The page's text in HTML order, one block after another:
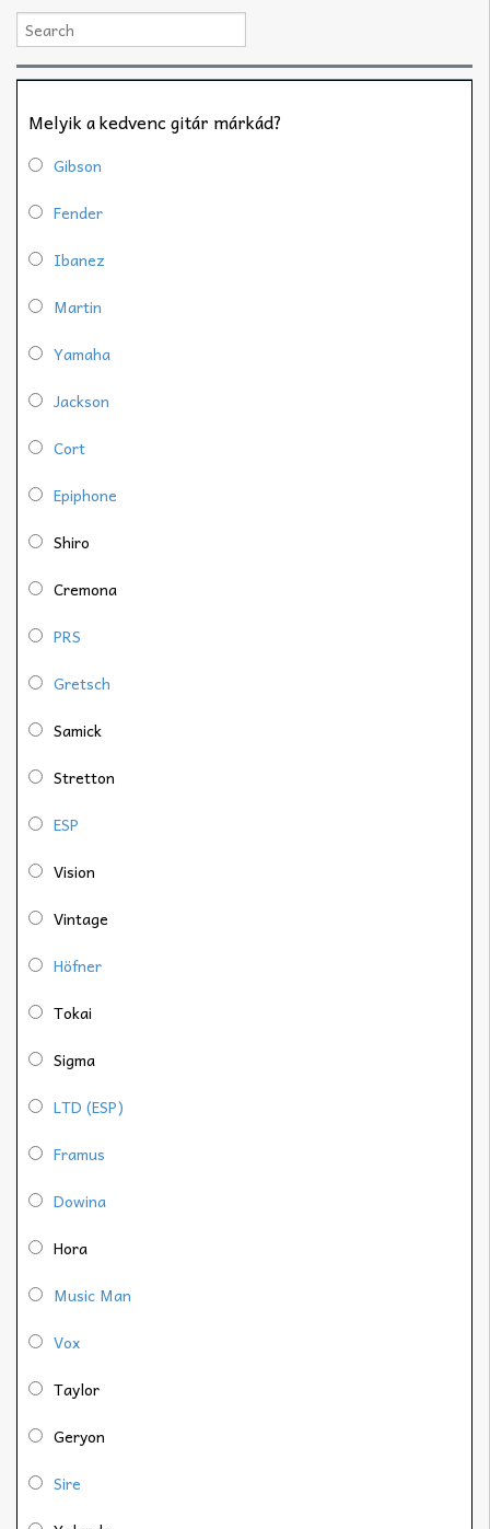
Melyik a kedvenc gitár márkád?
Gibson
Fender
Ibanez
Martin
Yamaha
Jackson
Cort
Epiphone
Shiro
Cremona
PRS
Gretsch
Samick
Stretton
ESP
Vision
Vintage
Höfner
Tokai
Sigma
LTD (ESP)
Framus
Dowina
Hora
Music Man
Vox
Taylor
Geryon
Sire